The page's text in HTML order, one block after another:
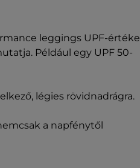
leggings UPF-értéke
Például egy UPF 50-
légies rövidnadrágra.
a napfénytől